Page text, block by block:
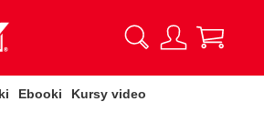
Ebooki Kursy video